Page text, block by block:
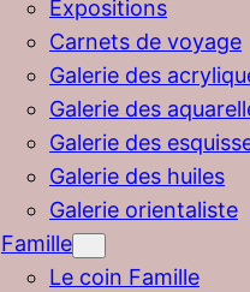
Expositions
Carnets de voyage
Galerie des
Galerie des
Galerie des
Galerie des huiles
Galerie orientaliste
Famille
Le coin Famille